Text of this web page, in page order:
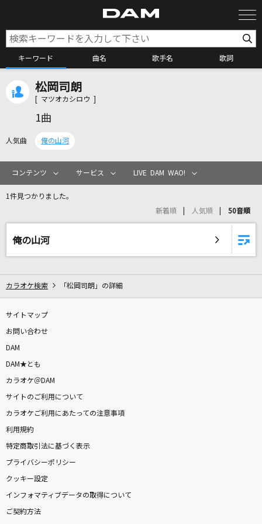
キーワード 曲名 歌手名 歌詞
カラオケリクエスト
AKB48
シャルル
夏の日の1993
classM
[生音]本当はね、
ヤングスキニー
松岡司朗
[ マツオカシロウ ]
1曲
人気曲 俺の山河
コンテンツ サービス LIVE DAM WAO!
1件見つかりました。
新着順 人気順 50音順
俺の山河
カラオケ検索 「松岡司朗」の詳細
サイトマップ
お問い合わせ
DAM
DAM★とも
カラオケ＠DAM
サイトのご利用について
カラオケご利用にあたっての注意事項
利用規約
特定商取引法に基づく表示
プライバシーポリシー
クッキー設定
インフォマティブデータの取得について
ご契約方法